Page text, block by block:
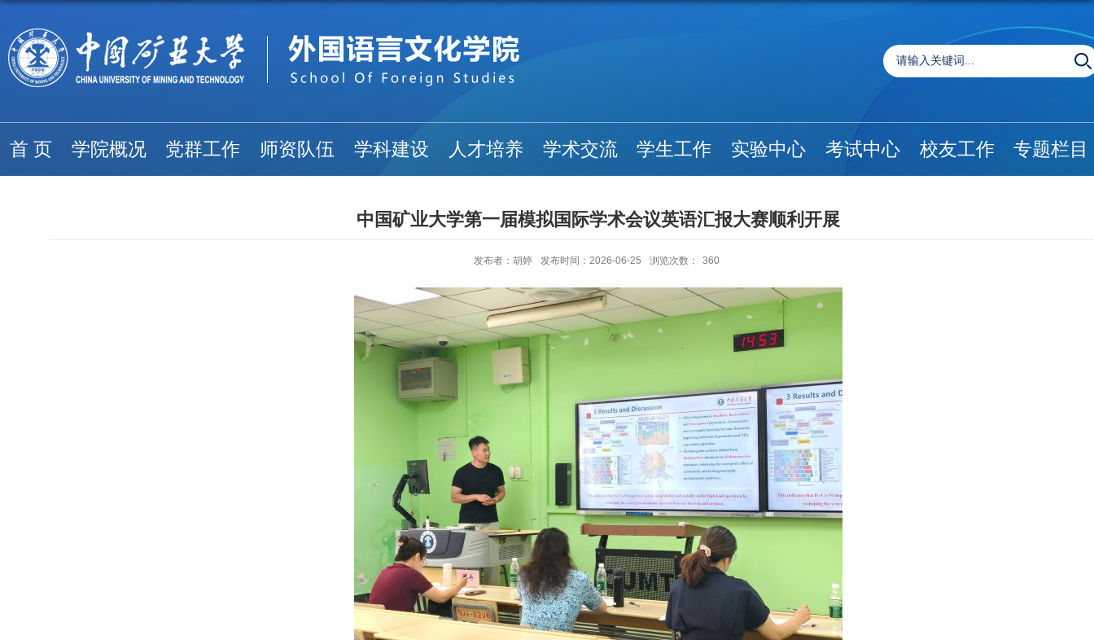
首 页 学院概况 党群工作 师资队伍 学科建设 人才培养 学术交流 学生工作 实验中心 考试中心 校友工作 专题栏目
中国矿业大学第一届模拟国际学术会议英语汇报大赛顺利开展
发布者：胡婷 发布时间：2026-06-25 浏览次数： 360